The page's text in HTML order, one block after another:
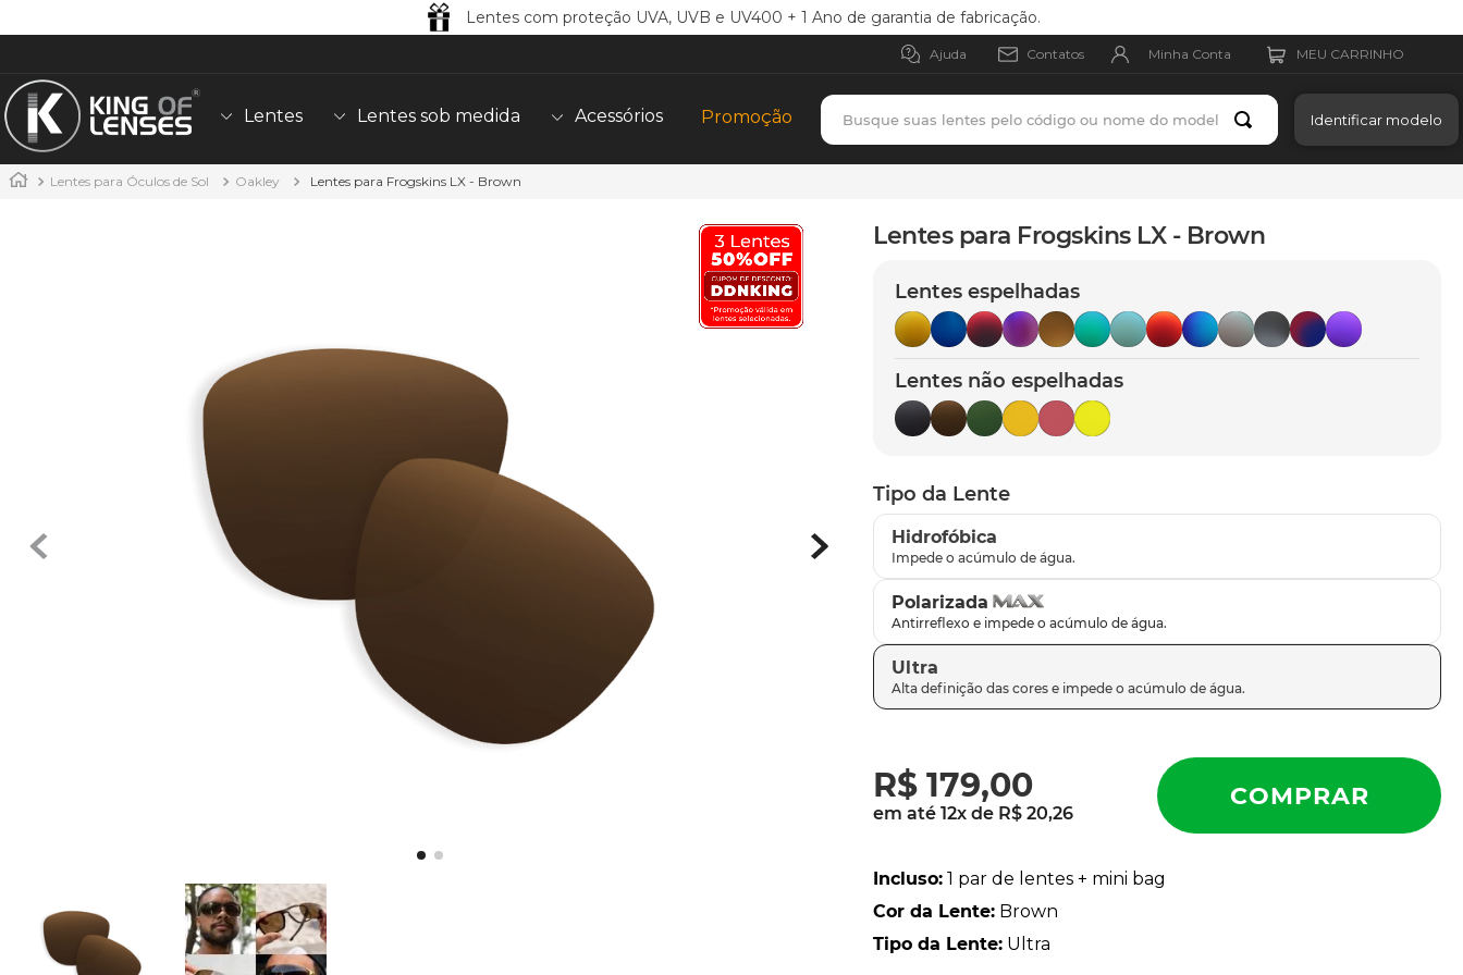
Lentes com proteção UVA, UVB e UV400 + 1 Ano de garantia de fabricação.
Ajuda Contatos Minha Conta
Lentes Lentes sob medida Acessórios Promoção
Busque suas lentes pelo código ou nome do modelo
Identificar modelo
Lentes para Óculos de Sol Oakley Lentes para Frogskins LX - Brown
Lentes para Frogskins LX - Brown
Lentes espelhadas
Lentes não espelhadas
Tipo da Lente
Hidrofóbica
Polarizada
Ultra
R$ 179,00
em até12x de R$ 20,26
Incluso: 1 par de lentes + mini bag
Cor da Lente: Brown
Tipo da Lente: Ultra
parafusos
gascan